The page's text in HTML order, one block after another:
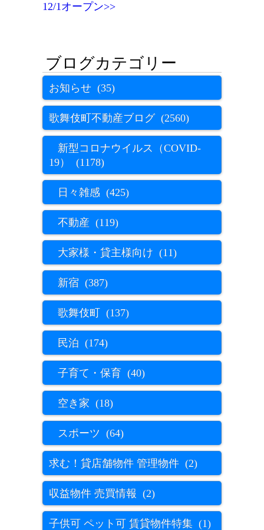
12/1オープン>>
お知らせ (35)
歌舞伎町不動産ブログ (2560)
新型コロナウイルス（COVID-
19） (1178)
日々雑感 (425)
不動産 (119)
大家様・貸主様向け (11)
新宿 (387)
歌舞伎町 (137)
民泊 (174)
子育て・保育 (40)
空き家 (18)
スポーツ (64)
求む！貸店舗物件 管理物件 (2)
収益物件 売買情報 (2)
子供可 ペット可 賃貸物件特集 (1)